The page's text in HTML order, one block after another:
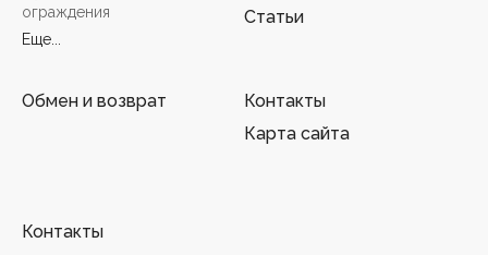
ограждения
Еще...
Статьи
Обмен и возврат
Контакты
Карта сайта
Контакты